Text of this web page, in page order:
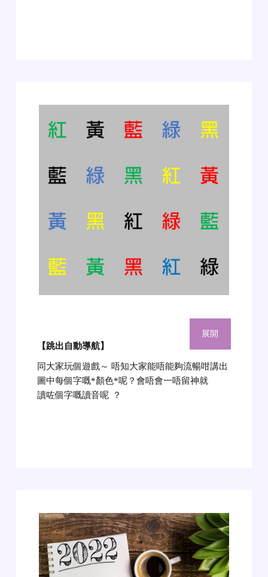
【跳出自動導航】
同大家玩個遊戲～ 唔知大家能唔能夠流暢咁講出
圖中每個字嘅*顏色*呢？會唔會一唔留神就
讀咗個字嘅讀音呢
？
展開